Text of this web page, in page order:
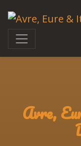
Avre,